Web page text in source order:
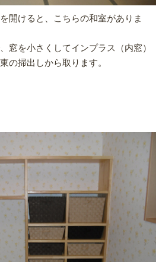
開けると、こちらの和室がありま
窓を小さくしてインプラス（内窓）
の掃出しから取ります。